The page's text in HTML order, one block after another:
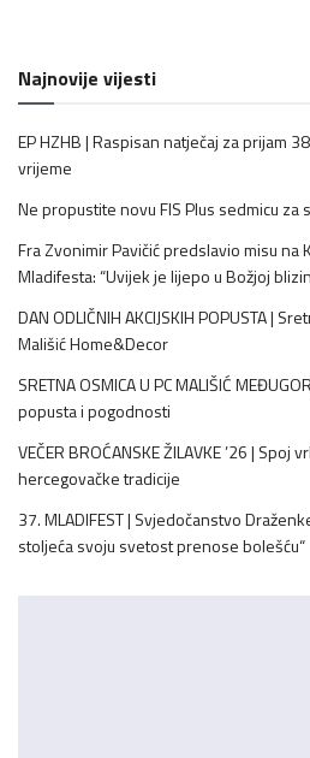
Najnovije vijesti
EP HZHB | Raspisan natječaj za prijam
vrijeme
Ne propustite novu FIS Plus sedmicu za
Fra Zvonimir Pavičić predslavio misu na
Mladifesta: “Uvijek je lijepo u Božjoj
DAN ODLIČNIH AKCIJSKIH POPUSTA |
Mališić Home&Decor
SRETNA OSMICA U PC MALIŠIĆ
popusta i pogodnosti
VEČER BROĆANSKE ŽILAVKE ’26 |
hercegovačke tradicije
37. MLADIFEST | Svjedočanstvo
stoljeća svoju svetost prenose bolešću“